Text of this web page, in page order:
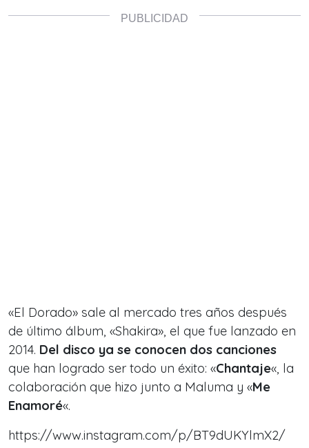
«El Dorado» sale al mercado tres años después
de último álbum, «Shakira», el que fue lanzado en
2014. Del disco ya se conocen dos canciones
que han logrado ser todo un éxito: «Chantaje«, la
colaboración que hizo junto a Maluma y «Me
Enamoré«.
https://www.instagram.com/p/BT9dUKYlmX2/